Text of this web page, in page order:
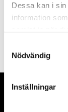
Dessa kan i
information
Nödvändig
Inställningar